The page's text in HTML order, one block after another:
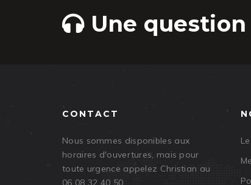
Une question
CONTACT
Nous sommes disponibles aux
horaires d'ouvertures, mais pour
toute urgence appelez Christian au
06 08 32 40 50